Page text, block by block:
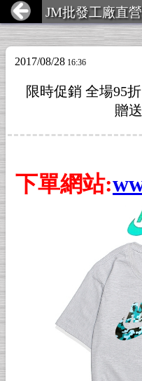
JM批發工廠直
2017/08/28 16:36
限時促銷 全場95
贈
下單網站: